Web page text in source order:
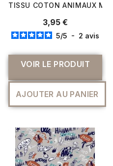
TISSU COTON ANIMAUX
3,95 €
5/5 - 2 avis
VOIR LE PRODUIT
AJOUTER AU PANIER